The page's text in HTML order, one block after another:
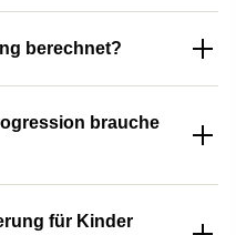
berechnet?
brauche
für Kinder